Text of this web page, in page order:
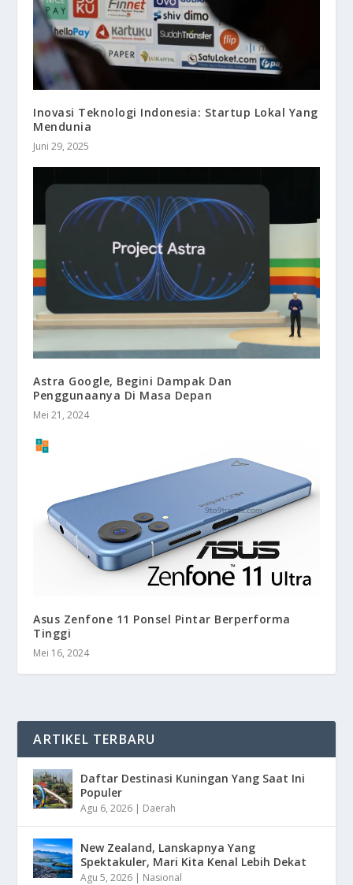
Inovasi Teknologi Indonesia: Startup Lokal Yang
Mendunia
Juni 29, 2025
Astra Google, Begini Dampak Dan
Penggunaanya Di Masa Depan
Mei 21, 2024
Asus Zenfone 11 Ponsel Pintar Berperforma
Tinggi
Mei 16, 2024
ARTIKEL TERBARU
Daftar Destinasi Kuningan Yang Saat Ini
Populer
Agu 6, 2026 | Daerah
New Zealand, Lanskapnya Yang
Spektakuler, Mari Kita Kenal Lebih Dekat
Agu 5, 2026 | Nasional